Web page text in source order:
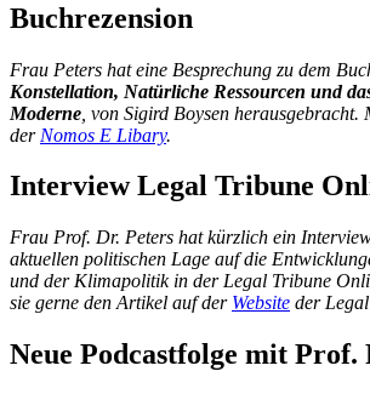
Buchrezension
Frau Peters hat eine Besprechung zu dem
Konstellation, Natürliche Ressourcen und
Moderne , von Sigird Boysen
der Nomos E Libary.
Interview Legal Tribune
Frau Prof. Dr. Peters hat kürzlich ein
aktuellen politischen Lage auf die
und der Klimapolitik in der Legal Tribune
sie gerne den Artikel auf der Website der
Neue Podcastfolge mit Prof.